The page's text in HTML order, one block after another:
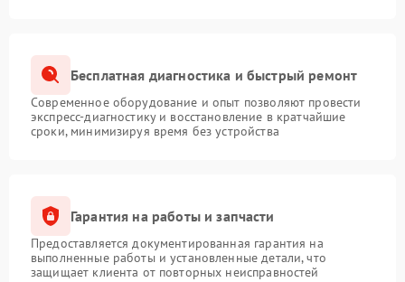
Бесплатная диагностика и быстрый ремонт
Современное оборудование и опыт позволяют провести
экспресс-диагностику и восстановление в кратчайшие
сроки, минимизируя время без устройства
Гарантия на работы и запчасти
Предоставляется документированная гарантия на
выполненные работы и установленные детали, что
защищает клиента от повторных неисправностей